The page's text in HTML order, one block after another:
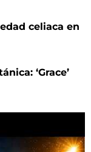
celiaca en
‘Grace’